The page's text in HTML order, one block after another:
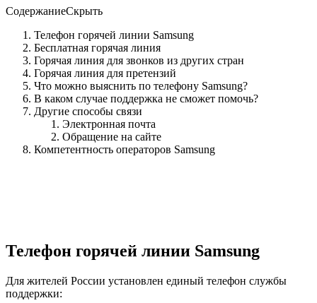
СодержаниеСкрыть
Телефон горячей линии Samsung
Бесплатная горячая линия
Горячая линия для звонков из других стран
Горячая линия для претензий
Что можно выяснить по телефону Samsung?
В каком случае поддержка не сможет помочь?
Другие способы связи
Электронная почта
Обращение на сайте
Компетентность операторов Samsung
Телефон горячей линии Samsung
Для жителей России установлен единый телефон службы
поддержки: